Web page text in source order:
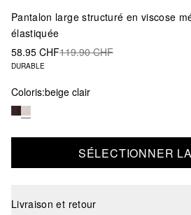
Pantalon large structuré en viscose
élastiquée
58.95 CHF119.90 CHF
DURABLE
Coloris:beige clair
SÉLECTIONNER
Livraison et retour